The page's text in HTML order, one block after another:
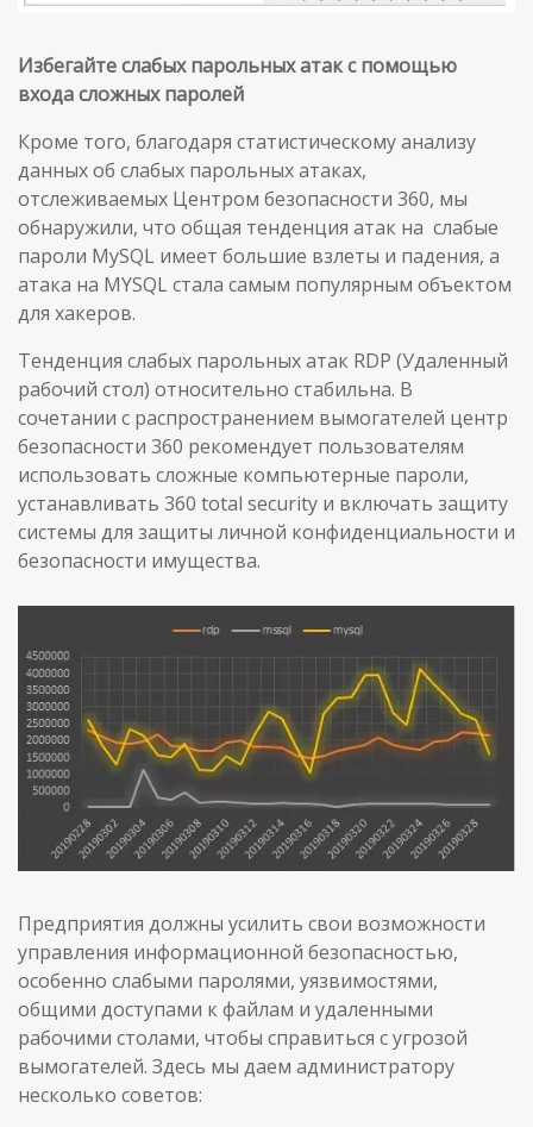
Избегайте слабых парольных атак с помощью
входа сложных паролей
Кроме того, благодаря статистическому анализу
данных об слабых парольных атаках,
отслеживаемых Центром безопасности 360, мы
обнаружили, что общая тенденция атак на слабые
пароли MySQL имеет большие взлеты и падения, а
атака на MYSQL стала самым популярным объектом
для хакеров.
Тенденция слабых парольных атак RDP (Удаленный
рабочий стол) относительно стабильна. В
сочетании с распространением вымогателей центр
безопасности 360 рекомендует пользователям
использовать сложные компьютерные пароли,
устанавливать 360 total security и включать защиту
системы для защиты личной конфиденциальности и
безопасности имущества.
Предприятия должны усилить свои возможности
управления информационной безопасностью,
особенно слабыми паролями, уязвимостями,
общими доступами к файлам и удаленными
рабочими столами, чтобы справиться с угрозой
вымогателей. Здесь мы даем администратору
несколько советов: